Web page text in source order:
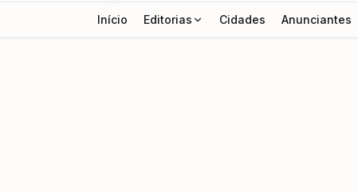
Início Editorias Cidades Anunciantes